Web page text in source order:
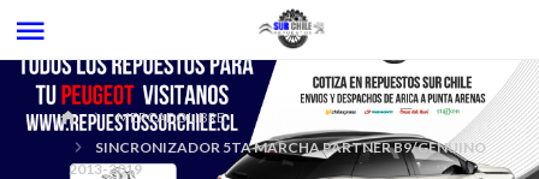
MERCADOLIBRE
SINCRONIZADOR 5TA MARCHA PARTNER B9/GENUINO
2013-2019